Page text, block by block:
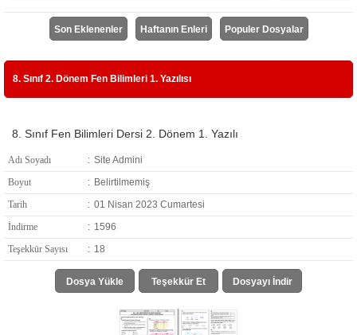
Son Eklenenler Haftanın Enleri Populer Dosyalar
8. Sınıf 2. Dönem Fen Bilimleri 1. Yazılısı
8. Sınıf Fen Bilimleri Dersi 2. Dönem 1. Yazılı
Adı Soyadı : Site Admini
Boyut
: Belirtilmemiş
Tarih
: 01 Nisan 2023 Cumartesi
İndirme
: 1596
Teşekkür Sayısı
: 18
Dosya Yükle Teşekkür Et Dosyayı İndir